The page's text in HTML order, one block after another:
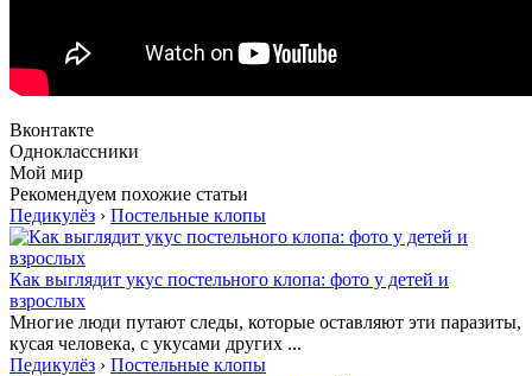
Вконтакте
Одноклассники
Мой мир
Рекомендуем похожие статьи
Педикулёз › Постельные клопы
Как выглядит укус постельного клопа: фото у детей и
взрослых
Многие люди путают следы, которые оставляют эти паразиты,
кусая человека, с укусами других ...
Педикулёз › Постельные клопы